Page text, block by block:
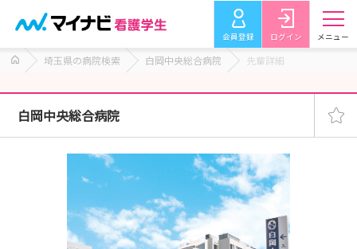
会員登録 ログイン メニュー
埼玉県の病院検索 白岡中央総合病院 先輩詳細
白岡中央総合病院